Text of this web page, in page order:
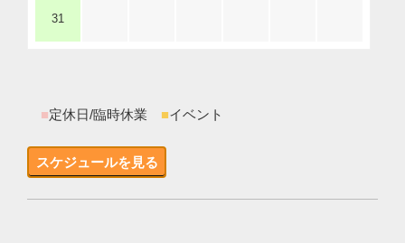
31
■定休日/臨時休業 ■イベント
スケジュールを見る